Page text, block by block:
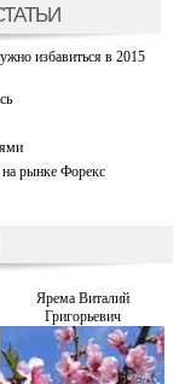
избавиться в 2015
рынке Форекс
Ярема Виталий
Григорьевич